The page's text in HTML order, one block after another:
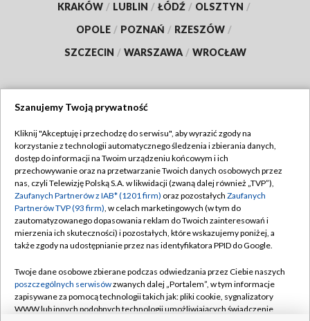
KRAKÓW / LUBLIN / ŁÓDŹ / OLSZTYN /
OPOLE / POZNAŃ / RZESZÓW /
SZCZECIN / WARSZAWA / WROCŁAW
TVP
Abonament TVP
Emisja w TVP
Centrum informacji TVP
Naziemna Telewizja Cyfrowa
Rada Programowa
System NOS
Regulamin TVP
Polityka prywatności
Moje zgody
Pomoc
Kontakt
Szanujemy Twoją prywatność
Kliknij "Akceptuję i przechodzę do serwisu", aby wyrazić zgody na
korzystanie z technologii automatycznego śledzenia i zbierania danych,
dostęp do informacji na Twoim urządzeniu końcowym i ich
przechowywanie oraz na przetwarzanie Twoich danych osobowych przez
nas, czyli Telewizję Polską S.A. w likwidacji (zwaną dalej również „TVP”),
Zaufanych Partnerów z IAB* (1201 firm) oraz pozostałych Zaufanych
Partnerów TVP (93 firm), w celach marketingowych (w tym do
zautomatyzowanego dopasowania reklam do Twoich zainteresowań i
mierzenia ich skuteczności) i pozostałych, które wskazujemy poniżej, a
także zgody na udostępnianie przez nas identyfikatora PPID do Google.
Twoje dane osobowe zbierane podczas odwiedzania przez Ciebie naszych
poszczególnych serwisówzwanych dalej „Portalem”, w tym informacje
zapisywane za pomocą technologii takich jak: pliki cookie, sygnalizatory
WWW lub innych podobnych technologii umożliwiających świadczenie